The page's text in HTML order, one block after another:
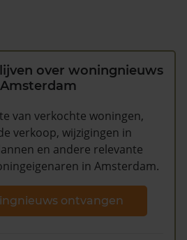
over woningnieuws
van verkochte woningen,
verkoop, wijzigingen in
en andere relevante
in Amsterdam.
ontvangen